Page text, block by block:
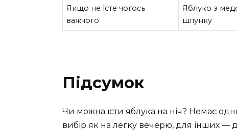
Якщо не їсте чогось
важчого
Яблуко з
шлунку
Підсумок
Чи можна їсти яблука на ніч? Немає
вибір як на легку вечерю, для інших